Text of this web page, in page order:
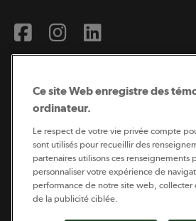
Coopérateur est publié par
Il est l’outil d’information
québécoise.
Ce site Web enregistre des
ordinateur.
Le respect de votre vie privée compte
sont utilisés pour recueillir des
partenaires utilisons ces renseignements
personnaliser votre expérience de
performance de notre site web, collecter
de la publicité ciblée.